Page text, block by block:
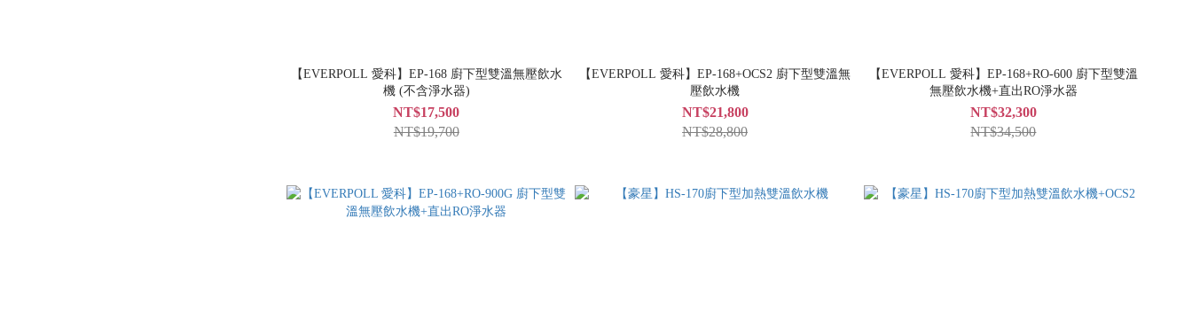
【EVERPOLL 愛科】EP-168 廚下型雙溫無壓飲水
機 (不含淨水器)
NT$17,500
NT$19,700
【EVERPOLL 愛科】EP-168+OCS2 廚下型雙溫無
壓飲水機
NT$21,800
NT$28,800
【EVERPOLL 愛科】EP-168+RO-600 廚下型雙溫
無壓飲水機+直出RO淨水器
NT$32,300
NT$34,500